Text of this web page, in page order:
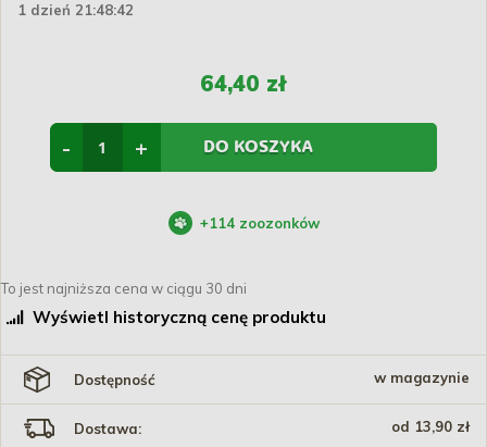
1 dzień 21:48:42
64,40 zł
+
- DO KOSZYKA
+114 zoozonków
To jest najniższa cena w ciągu 30 dni
Wyświetl historyczną cenę produktu
Dostępność w magazynie
Dostawa: od 13,90 zł